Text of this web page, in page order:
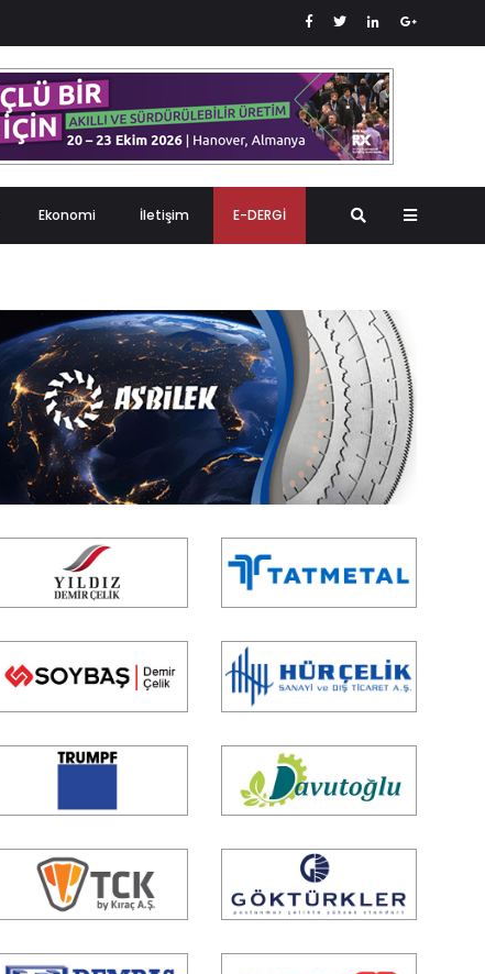
Ekonomi İletişim E-DERGİ